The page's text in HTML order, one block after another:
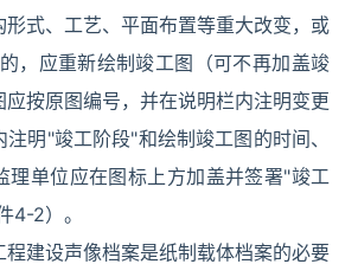
形式、工艺、平面布置等重大改变，或
，应重新绘制竣工图（可不再加盖竣
按原图编号，并在说明栏内注明变更
明"竣工阶段"和绘制竣工图的时间、
理单位应在图标上方加盖并签署"竣工
4-2）。
建设声像档案是纸制载体档案的必要